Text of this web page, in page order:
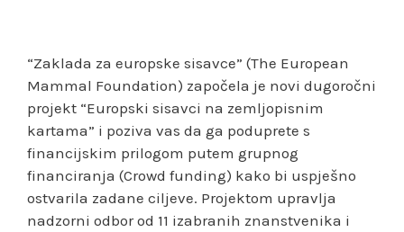
“Zaklada za europske sisavce” (The European
Mammal Foundation) započela je novi dugoročni
projekt “Europski sisavci na zemljopisnim
kartama” i poziva vas da ga poduprete s
financijskim prilogom putem grupnog
financiranja (Crowd funding) kako bi uspješno
ostvarila zadane ciljeve. Projektom upravlja
nadzorni odbor od 11 izabranih znanstvenika i